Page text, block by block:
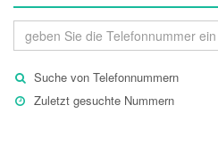
Suche von Telefonnummern
Zuletzt gesuchte Nummern